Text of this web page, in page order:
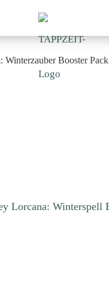
Winterzauber Booster Pack